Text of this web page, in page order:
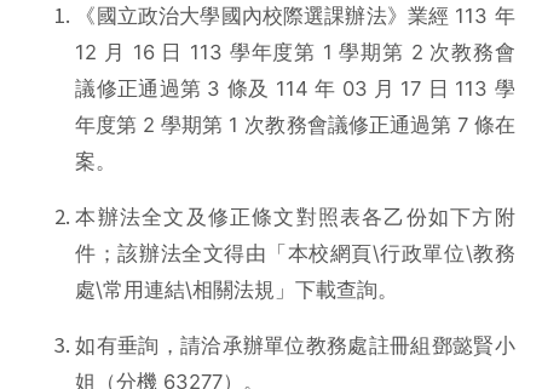
《國立政治大學國內校際選課辦法》業經 113 年
12 月 16 日 113 學年度第 1 學期第 2 次教務會
議修正通過第 3 條及 114 年 03 月 17 日 113 學
年度第 2 學期第 1 次教務會議修正通過第 7 條在
案。
本辦法全文及修正條文對照表各乙份如下方附
件；該辦法全文得由「本校網頁\行政單位\教務
處\常用連結\相關法規」下載查詢。
如有垂詢，請洽承辦單位教務處註冊組鄧懿賢小
姐（分機 63277）。